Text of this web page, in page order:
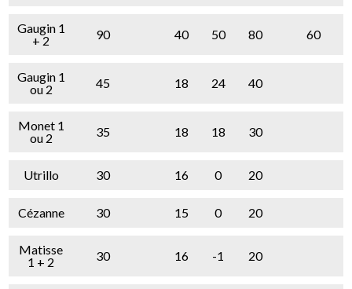
Gaugin 1
+ 2
90 40 50 80 60
Gaugin 1
ou 2
45 18 24 40
Monet 1
ou 2
35 18 18 30
Utrillo 30 16 0 20
Cézanne 30 15 0 20
Matisse
1 + 2
30 16 -1 20